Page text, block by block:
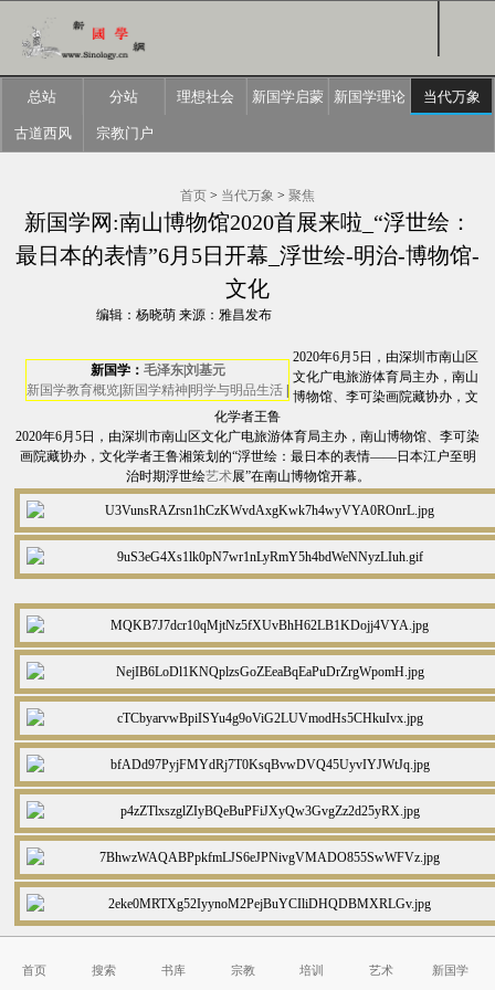
总站 分站 理想社会 新国学启蒙 新国学理论 当代万象
古道西风 宗教门户
首页 > 当代万象 > 聚焦
新国学网:南山博物馆2020首展来啦_“浮世绘：
最日本的表情”6月5日开幕_浮世绘-明治-博物馆-
文化
编辑：杨晓萌 来源：雅昌发布
新国学： 毛泽东|刘基元
新国学教育概览 新国学精神 明学与明品生活
2020年6月5日，由深圳市南山区
文化广电旅游体育局主办，南山
博物馆、李可染画院藏协办，文
化学者王鲁
2020年6月5日，由深圳市南山区文化广电旅游体育局主办，南山博物馆、李可染
画院藏协办，文化学者王鲁湘策划的“浮世绘：最日本的表情——日本江户至明
治时期浮世绘艺术展”在南山博物馆开幕。
博物馆 浮世绘
首页 搜索 书库 宗教 培训 艺术 新国学